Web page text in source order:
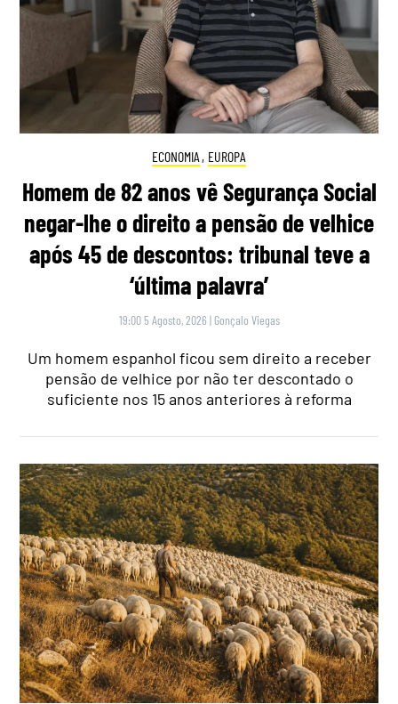
ECONOMIA , EUROPA
Homem de 82 anos vê Segurança Social
negar-lhe o direito a pensão de velhice
após 45 de descontos: tribunal teve a
‘última palavra’
19:00 5 Agosto, 2026 | Gonçalo Viegas
Um homem espanhol ficou sem direito a receber
pensão de velhice por não ter descontado o
suficiente nos 15 anos anteriores à reforma